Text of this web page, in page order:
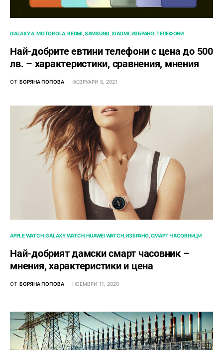
GALAXY A MOTOROLA REDMI SAMSUNG XIAOMI ИЗБРАНО ТЕЛЕФОНИ
Най-добрите евтини телефони с ценa до 500
лв. – характeристики, сравнения, мнения
ОТ БОРЯНА ПОПОВА ФЕВРУАРИ 5, 2021
APPLE WATCH GALAXY WATCH HUAWEI WATCH ИЗБРАНО СМАРТ ЧАСОВНИЦИ
Най-добрият дамски смарт часовник –
мнения, характеристики и цена
ОТ БОРЯНА ПОПОВА НОЕМВРИ 11, 2020